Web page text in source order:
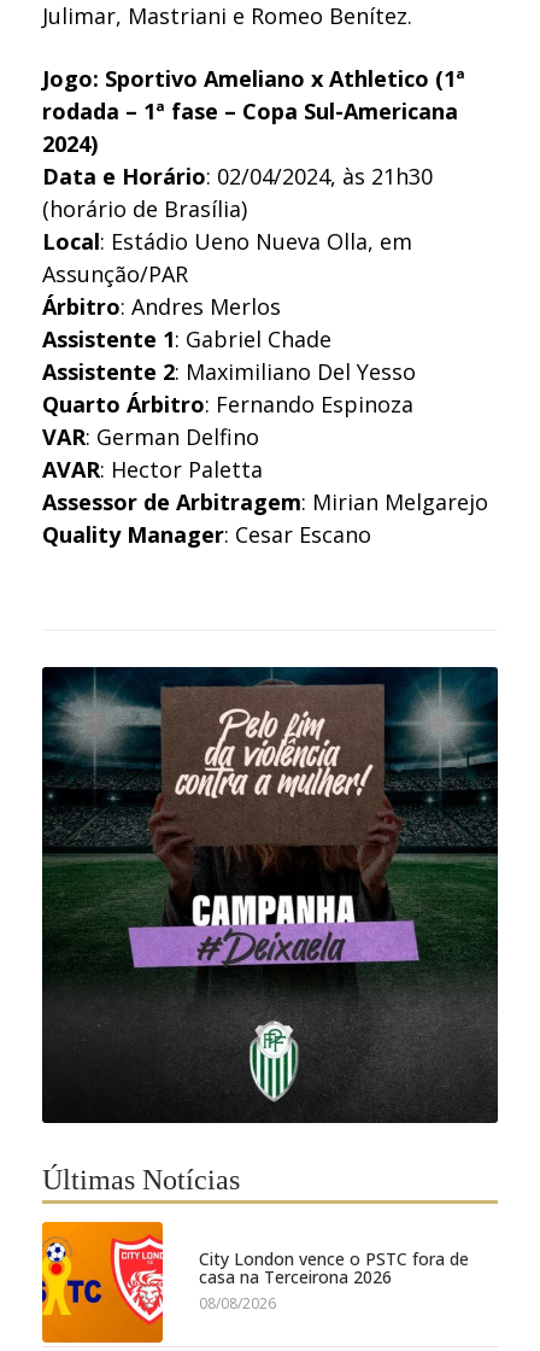
Julimar, Mastriani e Romeo Benítez.
Jogo: Sportivo Ameliano x Athletico (1ª
rodada – 1ª fase – Copa Sul-Americana
2024)
Data e Horário: 02/04/2024, às 21h30
(horário de Brasília)
Local: Estádio Ueno Nueva Olla, em
Assunção/PAR
Árbitro: Andres Merlos
Assistente 1: Gabriel Chade
Assistente 2: Maximiliano Del Yesso
Quarto Árbitro: Fernando Espinoza
VAR: German Delfino
AVAR: Hector Paletta
Assessor de Arbitragem: Mirian Melgarejo
Quality Manager: Cesar Escano
Últimas Notícias
City London vence o PSTC fora de
casa na Terceirona 2026
08/08/2026